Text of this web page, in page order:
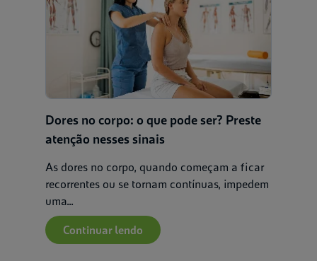
Dores no corpo: o que pode ser? Preste
atenção nesses sinais
As dores no corpo, quando começam a ficar
recorrentes ou se tornam contínuas, impedem
uma...
Continuar lendo